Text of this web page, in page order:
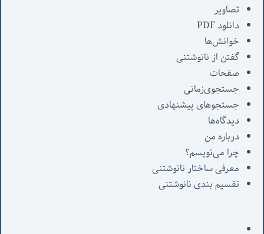
تصاویر
دانلود PDF
خوانش‌ها
گفتن از نانوشتنی
صفحات
جستجوی‌زمانی
جستجوهای پیشنهادی
دیدگاه‌ها
درباره من
چرا می‌نویسم؟
معرفی‌ ساختار نانوشتنی
تقسیم بندی نانوشتنی